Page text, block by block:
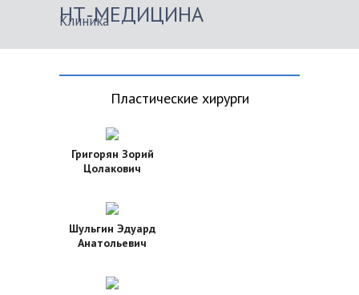
НТ-МЕДИЦИНА
Клиника
Пластические хирурги
Григорян Зорий
Цолакович
Шульгин Эдуард
Анатольевич